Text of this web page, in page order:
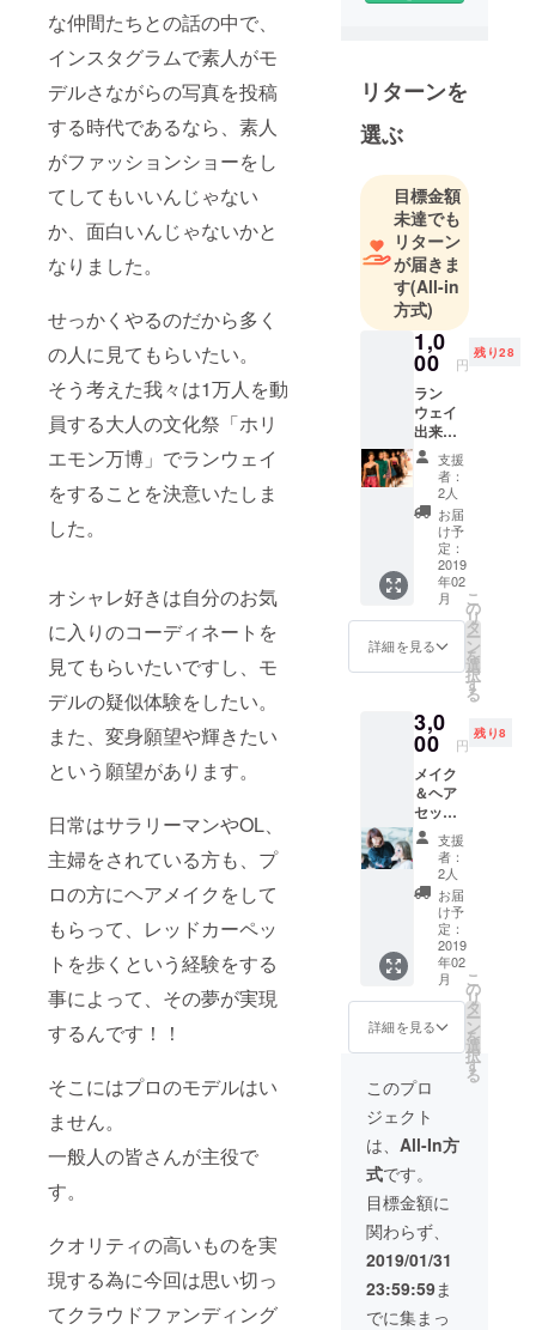
な仲間たちとの話の中で、
インスタグラムで素人がモ
デルさながらの写真を投稿
する時代であるなら、素人
がファッションショーをし
てしてもいいんじゃない
か、面白いんじゃないかと
なりました。
せっかくやるのだから多く
の人に見てもらいたい。
そう考えた我々は1万人を動
員する大人の文化祭「ホリ
エモン万博」でランウェイ
をすることを決意いたしま
した。
オシャレ好きは自分のお気
に入りのコーディネートを
見てもらいたいですし、モ
デルの疑似体験をしたい。
また、変身願望や輝きたい
という願望があります。
日常はサラリーマンやOL、
主婦をされている方も、プ
ロの方にヘアメイクをして
もらって、レッドカーペッ
トを歩くという経験をする
事によって、その夢が実現
するんです！！
そこにはプロのモデルはい
ません。
一般人の皆さんが主役で
す。
クオリティの高いものを実
現する為に今回は思い切っ
てクラウドファンディング
チケット
➡https://t.liv
epocket.jp/t/
blue-santa
#ブルーサン
タクロース
リターンを
選ぶ
目標金額
未達でも
リターン
が届きま
す(All-in
方式)
1,0
00 円
残り28
ラン
ウェイ
出来る
権利で
す。 写
真と動
画も後
日お渡
し致し
ます。
※基本的
にラン
ウェイ
する格
好で会
場にご
さい。
着替
える場
所、メ
イクす
る場所
はござ
いませ
んので
ご了承
くださ
い。
支援
者：
2人
お届
け予
定：
2019
年02
月
詳細を見る
こ
の
リ
タ
ー
ン
を
選
択
す
る
3,0
00 円
残り8
メイク
＆ヘア
セット
の権利
です。
お着換
えは済
ませて
会場入
りして
くださ
い。
支援
者：
2人
お届
け予
定：
2019
年02
月
詳細を見る
こ
の
リ
タ
ー
ン
を
選
択
す
る
このプロ
ジェクト
は、 All-In方
式です。
目標金額に
関わらず、
2019/01/31
23:59:59ま
でに集まっ